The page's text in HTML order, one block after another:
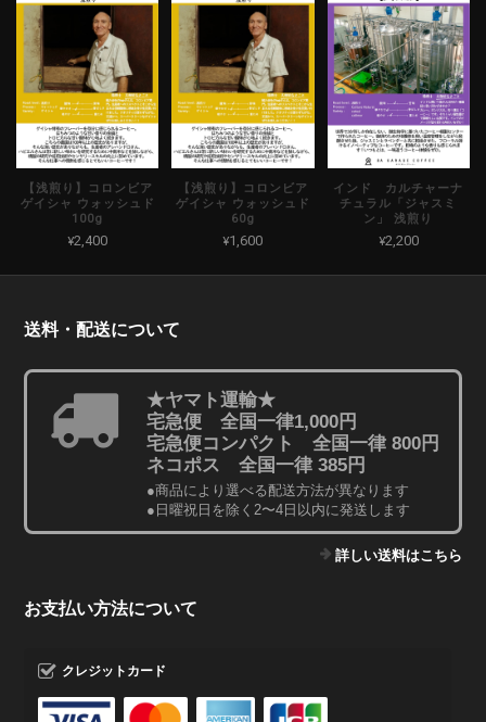
【浅煎り】コロンビア
ゲイシャ ウォッシュド
100g
¥2,400
【浅煎り】コロンビア
ゲイシャ ウォッシュド
60g
¥1,600
インド カルチャーナ
チュラル「ジャスミ
ン」 浅煎り
¥2,200
送料・配送について
★ヤマト運輸★
宅急便 全国一律1,000円
宅急便コンパクト 全国一律 800円
ネコポス 全国一律 385円
●商品により選べる配送方法が異なります
●日曜祝日を除く2〜4日以内に発送します
詳しい送料はこちら
お支払い方法について
クレジットカード